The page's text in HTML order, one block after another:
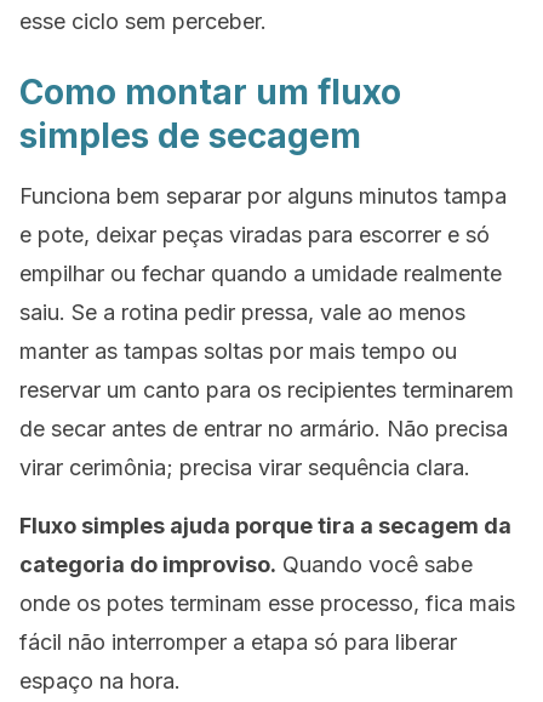
esse ciclo sem perceber.
Como montar um fluxo
simples de secagem
Funciona bem separar por alguns minutos tampa
e pote, deixar peças viradas para escorrer e só
empilhar ou fechar quando a umidade realmente
saiu. Se a rotina pedir pressa, vale ao menos
manter as tampas soltas por mais tempo ou
reservar um canto para os recipientes terminarem
de secar antes de entrar no armário. Não precisa
virar cerimônia; precisa virar sequência clara.
Fluxo simples ajuda porque tira a secagem da
categoria do improviso. Quando você sabe
onde os potes terminam esse processo, fica mais
fácil não interromper a etapa só para liberar
espaço na hora.